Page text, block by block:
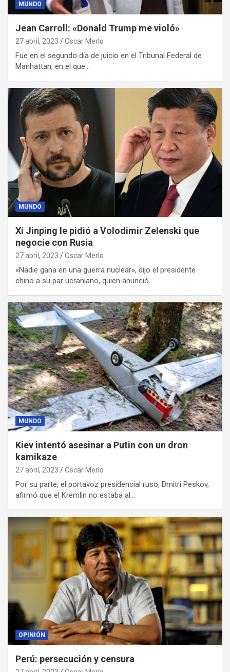
MUNDO
Jean Carroll: «Donald Trump me violó»
27 abril, 2023 Oscar Merlo
Fue en el segundo día de juicio en el Tribunal Federal de
Manhattan, en el que…
MUNDO
Xi Jinping le pidió a Volodimir Zelenski que
negocie con Rusia
27 abril, 2023 Oscar Merlo
«Nadie gana en una guerra nuclear», dijo el presidente
chino a su par ucraniano, quien anunció…
MUNDO
Kiev intentó asesinar a Putin con un dron
kamikaze
27 abril, 2023 Oscar Merlo
Por su parte, el portavoz presidencial ruso, Dmitri Peskov,
afirmó que el Kremlin no estaba al…
OPINIÓN
Perú: persecución y censura